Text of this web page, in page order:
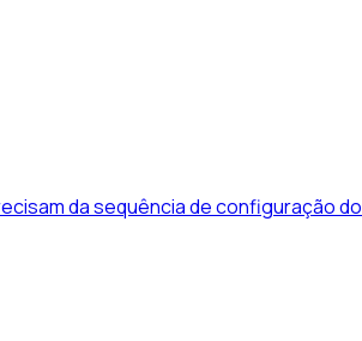
da sequência de configuração